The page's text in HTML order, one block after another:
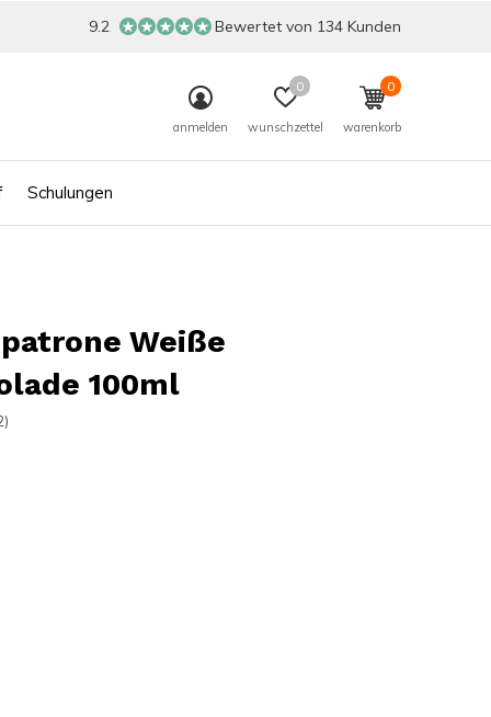
Schulungen
anmelden wunschzettel
0
warenkorb
0
9.2 Bewertet von 134 Kunden
Weiße
100ml